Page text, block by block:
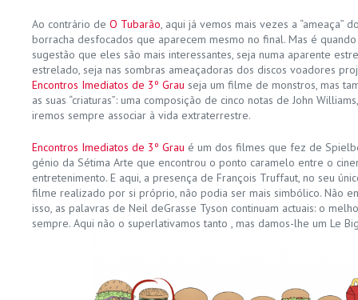
Ao contrário de O Tubarão, aqui já vemos mais vezes a “ameaça”
borracha desfocados que aparecem mesmo no final. Mas é
sugestão que eles são mais interessantes, seja numa aparente
estrelado, seja nas sombras ameaçadoras dos discos voadores
Encontros Imediatos de 3º Grau seja um filme de monstros, mas
as suas “criaturas”: uma composição de cinco notas de John
iremos sempre associar à vida extraterrestre.
Encontros Imediatos de 3º Grau é um dos filmes que fez de
génio da Sétima Arte que encontrou o ponto caramelo entre o
entretenimento. E aqui, a presença de François Truffaut, no seu
filme realizado por si próprio, não podia ser mais simbólico. Não
isso, as palavras de Neil deGrasse Tyson continuam actuais: o
sempre. Aqui não o superlativamos tanto , mas damos-lhe um Le